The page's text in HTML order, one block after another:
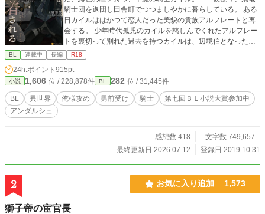
騎士団を退団し田舎町でつつましやかに暮らしている。 ある
日カイルははかつて恋人だった美貌の貴族アルフレートと再
会する。 少年時代孤児のカイルを慈しんでくれたアルフレー
トを裏切って別れた過去を持つカイルは、辺境伯となった彼
との再会を喜べず……。一方、氷のような目をしたアルフも
カイルに冷たく告げるのだった。 「お前が私から盗んだもの
を返して貰おう」と。 過去の恋人に恋着する美貌の辺境伯
と、彼から逃れたい半魔の青年の攻防。 ※時系列的には出会
い編→別離編→１巻、2巻となります。
BL 連載中 長編 R18
24h.ポイント 915pt
小説 1,606 位 / 228,878件 BL 282 位 / 31,445件
BL 異世界 俺様攻め 男前受け 騎士
第七回ＢＬ小説大賞参加中
アンダルシュ
感想数 418
文字数 749,657
最終更新日 2026.07.12
登録日 2019.10.31
2 お気に入り追加 1,573
獅子帝の宦官長